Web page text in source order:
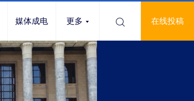
媒体成电 更多 在线投稿